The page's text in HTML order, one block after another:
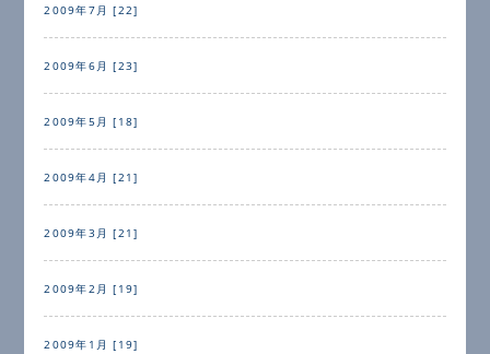
2009年7月 [22]
2009年6月 [23]
2009年5月 [18]
2009年4月 [21]
2009年3月 [21]
2009年2月 [19]
2009年1月 [19]